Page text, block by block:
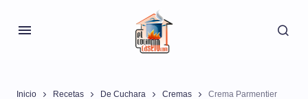
Inicio Recetas De Cuchara Cremas Crema Parmentier